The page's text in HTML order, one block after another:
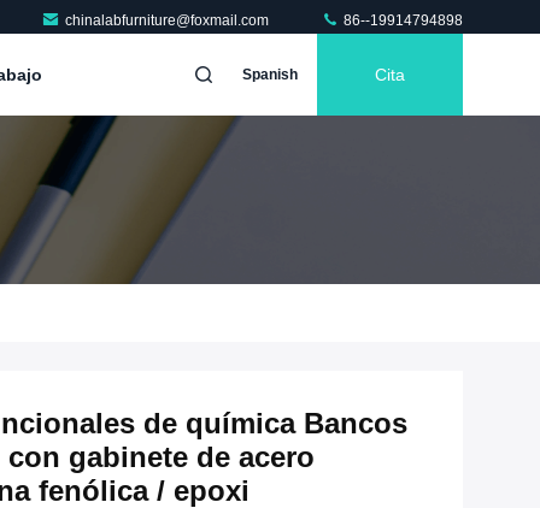
chinalabfurniture@foxmail.com 86--19914794898
Spanish Cita
de química Bancos
gabinete de acero
fenólica / epoxi